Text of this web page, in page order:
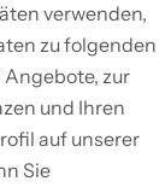
verwenden,
zu folgenden
zur
und Ihren
auf unserer
Sie